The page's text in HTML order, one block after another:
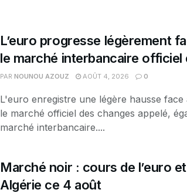
L’euro progresse légèrement
le marché interbancaire officiel
PAR NOUNOU AZOUZ AOÛT 4, 2026 0
L'euro enregistre une légère hausse
le marché officiel des changes appelé,
marché interbancaire....
Marché noir : cours de l’euro
Algérie ce 4 août